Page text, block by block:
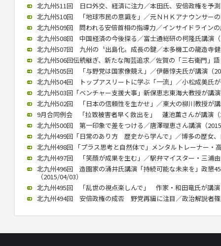
北九州511回 日ロ外交、経済に注力／本田氏、安倍政権を予
北九州510回 「地球市民の意識を」／元ＮＨＫアナウンサー
北九州509回 問われる安倍首相の指導力／インサイドライン
北九州508回 中国経済の今後探る／富士通総研の柯隆氏講演
北九州507回 九州の〝出島化〟成長の鍵／本多機工の龍造寺
北九州506回伝統継ぎ、新たな陶芸追求／佐賀の「三右衛門」
北九州505回 「与野党は国家像競え」／伊藤惇夫氏が講演（
北九州504回 トップアスリートに学ぶ「一流」／小松成美氏
北九州503回「ベンチャー支援大事」新保恵志東海大教授が講
北九州502回 「日本の信頼性を生かせ」／東大の柳川教授が
9月合同例会 「拉致被害者早く救出を」 蓮池薫さんが講演
北九州500回 第一印象で差をつける／唐澤理恵さん講演（
北九州499回「日常のあり方 歴史から学んで」／博多の歴女
北九州498回 「プラス思考と自然体で」メンタルトレーナー・
北九州497回 「笑顔が成果を生む」／駅弁マイスター・三浦
北九州496回 造園家の涌井氏講演「持続可能な未来を」政懇
（2015/04/03）
北九州495回 「乱世の視点楽しんで」 作家・和田竜氏が講
北九州494回 安倍政権の成否 野党再編に注目／政治解説者